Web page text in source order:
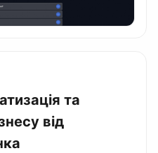
та
від